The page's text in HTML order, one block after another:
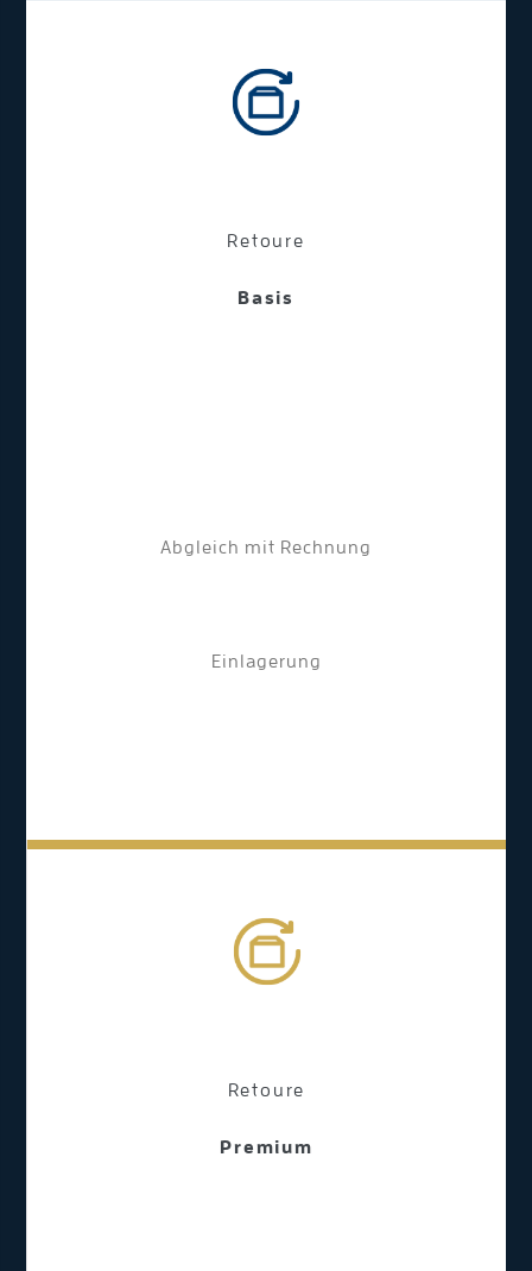
Retoure
Basis
Abgleich mit Rechnung
Einlagerung
Retoure
Premium